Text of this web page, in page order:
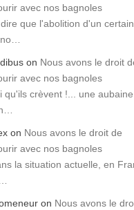
avec nos bagnoles
que l'abolition d'un certain
on Nous avons le droit
avec nos bagnoles
qu'ils crèvent !... une aubaine
on Nous avons le droit de
avec nos bagnoles
la situation actuelle, en
on Nous avons le